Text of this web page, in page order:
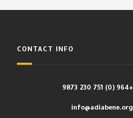
CONTACT INFO
+964 (0) 751 230 9873
info@adiabene.org